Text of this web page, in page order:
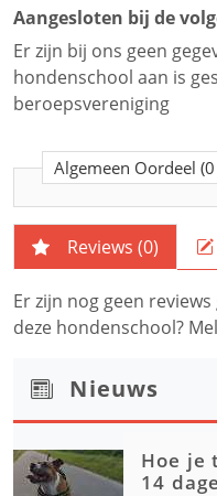
Aangesloten bij de
Er zijn bij ons geen
hondenschool aan is
beroepsvereniging
Algemeen Oordeel
Reviews (0)
Er zijn nog geen
deze hondenschool?
Nieuws
Hoe je
14